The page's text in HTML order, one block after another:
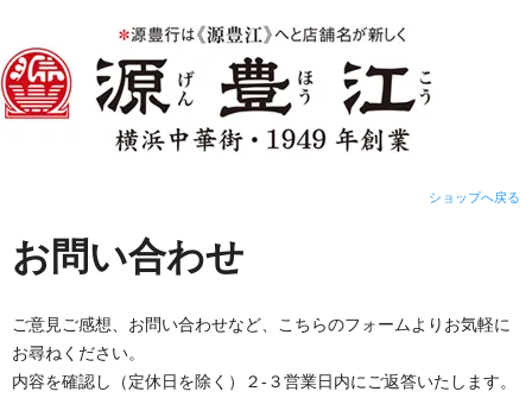
ショップへ戻る
お問い合わせ
ご意見ご感想、お問い合わせなど、こちらのフォームよりお気軽に
お尋ねください。
内容を確認し（定休日を除く）２-３営業日内にご返答いたします。